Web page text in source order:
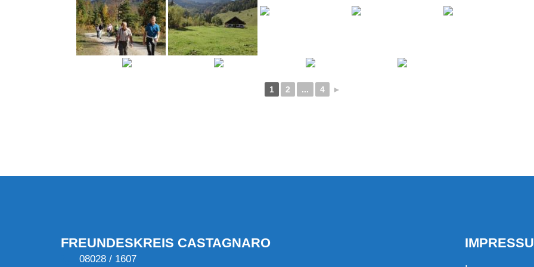
1 2 ... 4 ►
FREUNDESKREIS CASTAGNARO
08028 / 1607